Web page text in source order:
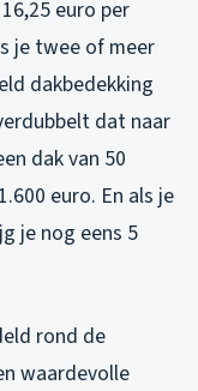
euro per
je twee of meer
dakbedekking
dat naar
dak van 50
euro. En als je
je nog eens 5
rond de
waardevolle